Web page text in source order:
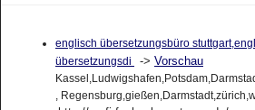
englisch übersetzungsbüro
übersetzungsdi
-> Vorschau
,